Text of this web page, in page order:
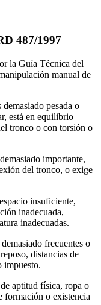
487/1997
la Guía Técnica del
manual de
pesada o
está en equilibrio
tronco o con torsión o
importante,
del tronco, o exige
insuficiente,
inadecuada,
inadecuadas.
frecuentes o
distancias de
impuesto.
aptitud física, ropa o
formación o existencia